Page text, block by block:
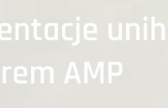
AMP